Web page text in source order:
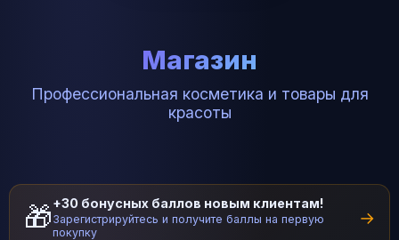
Магазин
Профессиональная косметика и товары для
красоты
🎁+30 бонусных баллов новым клиентам!
Зарегистрируйтесь и получите баллы на первую
покупку
→